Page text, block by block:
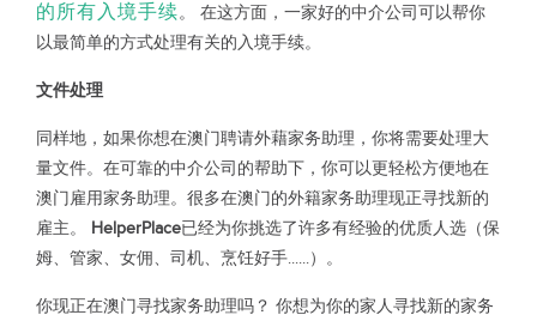
的所有入境手续。 在这方面，一家好的中介公司可以帮你
以最简单的方式处理有关的入境手续。
文件处理
同样地，如果你想在澳门聘请外藉家务助理，你将需要处理大
量文件。在可靠的中介公司的帮助下，你可以更轻松方便地在
澳门雇用家务助理。很多在澳门的外籍家务助理现正寻找新的
雇主。 HelperPlace已经为你挑选了许多有经验的优质人选（保
姆、管家、女佣、司机、烹饪好手......）。
你现正在澳门寻找家务助理吗？ 你想为你的家人寻找新的家务